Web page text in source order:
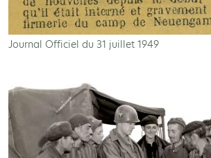
Journal Officiel du 31 juillet 1949